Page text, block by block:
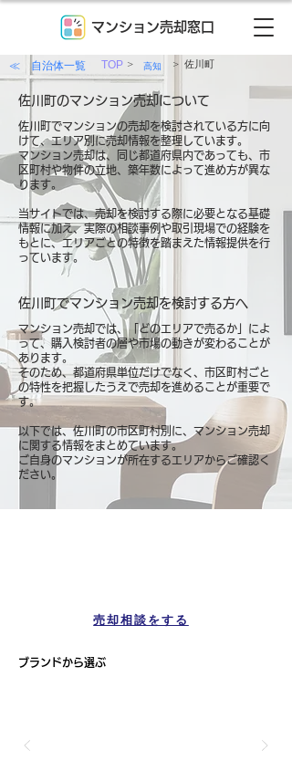
マンション売却窓口
≪ 自治体一覧 TOP > 高知 > 佐川町
佐川町のマンション売却について
佐川町でマンションの売却を検討されている方に向
けて、エリア別に売却情報を整理しています。
マンション売却は、同じ都道府県内であっても、市
区町村や物件の立地、築年数によって進め方が異な
ります。
当サイトでは、売却を検討する際に必要となる基礎
情報に加え、実際の相談事例や取引現場での経験を
もとに、エリアごとの特徴を踏まえた情報提供を行
っています。
佐川町でマンション売却を検討する方へ
マンション売却では、「どのエリアで売るか」によ
って、購入検討者の層や市場の動きが変わることが
あります。
そのため、都道府県単位だけでなく、市区町村ごと
の特性を把握したうえで売却を進めることが重要で
す。
以下では、佐川町の市区町村別に、マンション売却
に関する情報をまとめています。
ご自身のマンションが所在するエリアからご確認く
ださい。
売却相談をする
ブランドから選ぶ